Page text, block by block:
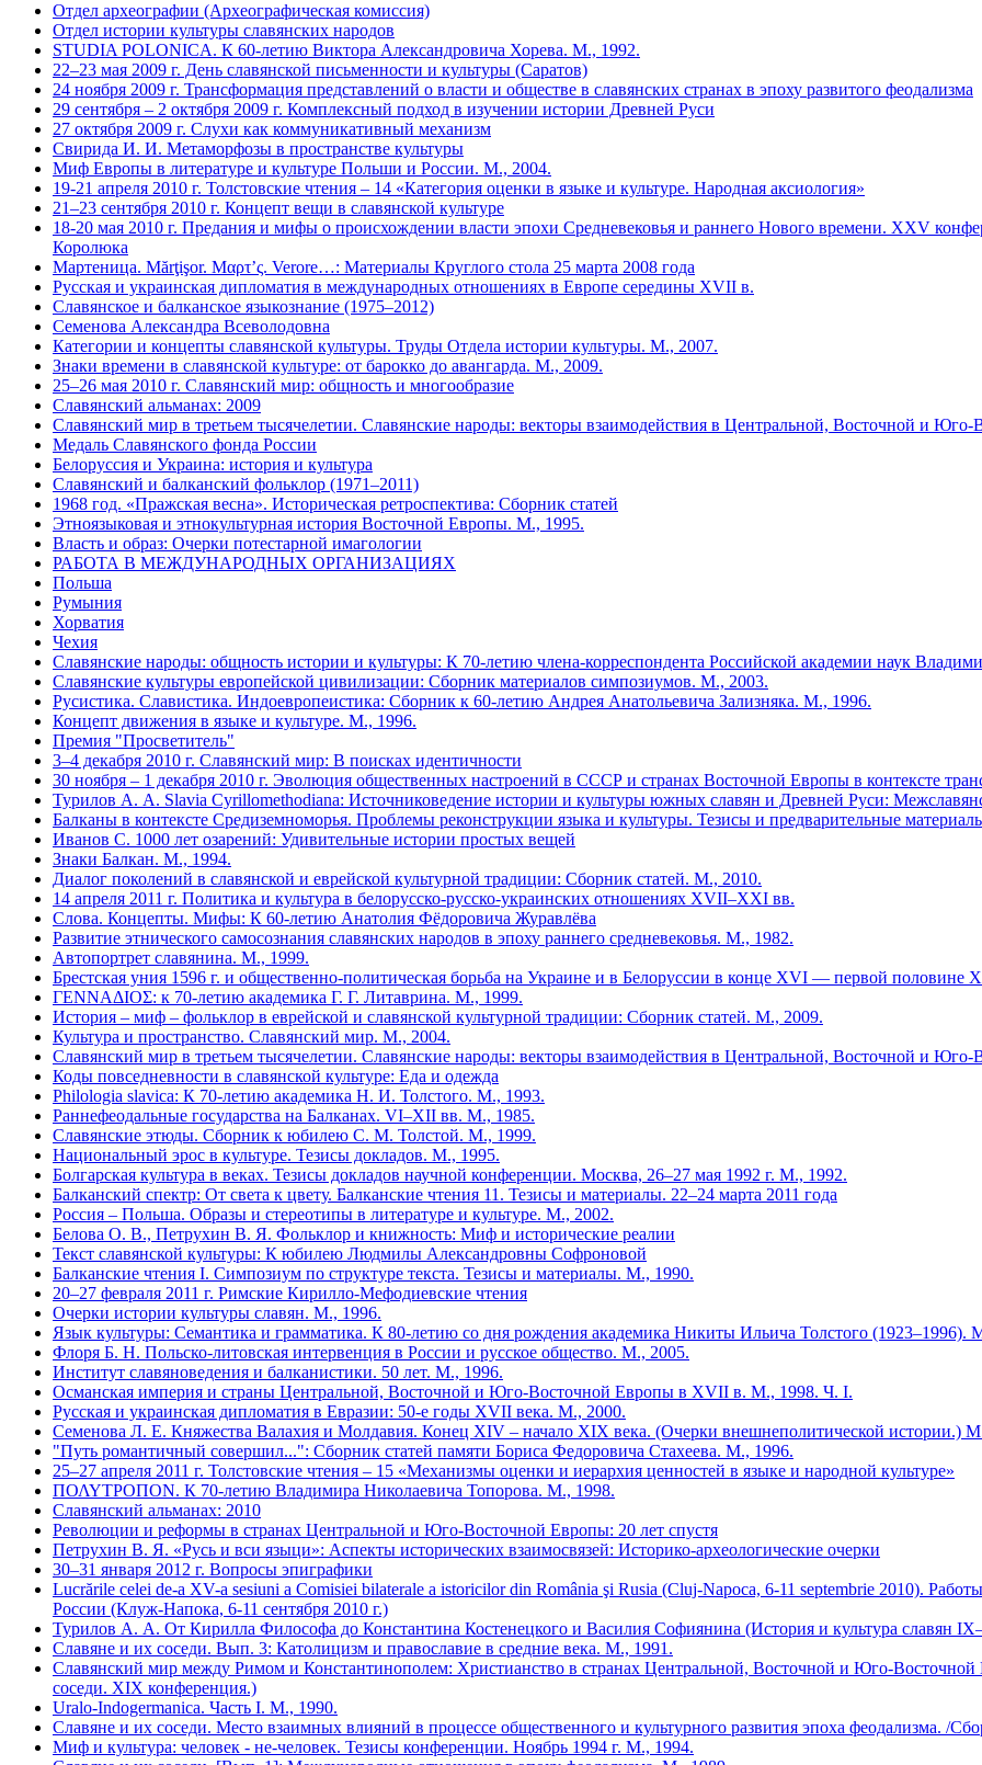
Отдел археографии (Археографическая комиссия)
Отдел истории культуры славянских народов
STUDIA POLONICA. К 60-летию Виктора Александровича Хорева. М., 1992.
22–23 мая 2009 г. День славянской письменности и культуры (Саратов)
24 ноября 2009 г. Трансформация представлений о власти и обществе в славянских странах в эпоху развитого феодализма
29 сентября – 2 октября 2009 г. Комплексный подход в изучении истории Древней Руси
27 октября 2009 г. Слухи как коммуникативный механизм
Свирида И. И. Метаморфозы в пространстве культуры
Миф Европы в литературе и культуре Польши и России. М., 2004.
19-21 апреля 2010 г. Толстовские чтения – 14 «Категория оценки в языке и культуре. Народная аксиология»
21–23 сентября 2010 г. Концепт вещи в славянской культуре
18-20 мая 2010 г. Предания и мифы о происхождении власти эпохи Средневековья и раннего Нового времени. ХХV
Королюка
Мартеница. Mărţişor. Μαρτ’ς. Verore…: Материалы Круглого стола 25 марта 2008 года
Русская и украинская дипломатия в международных отношениях в Европе середины XVII в.
Славянское и балканское языкознание (1975–2012)
Семенова Александра Всеволодовна
Категории и концепты славянской культуры. Труды Отдела истории культуры. М., 2007.
Знаки времени в славянской культуре: от барокко до авангарда. М., 2009.
25–26 мая 2010 г. Славянский мир: общность и многообразие
Славянский альманах: 2009
Славянский мир в третьем тысячелетии. Славянские народы: векторы взаимодействия в Центральной, Восточной и Юго-
Медаль Славянского фонда России
Белоруссия и Украина: история и культура
Славянский и балканский фольклор (1971–2011)
1968 год. «Пражская весна». Историческая ретроспектива: Сборник статей
Этноязыковая и этнокультурная история Восточной Европы. М., 1995.
Власть и образ: Очерки потестарной имагологии
РАБОТА В МЕЖДУНАРОДНЫХ ОРГАНИЗАЦИЯХ
Польша
Румыния
Хорватия
Чехия
Славянские народы: общность истории и культуры: К 70-летию члена-корреспондента Российской академии наук
Славянские культуры европейской цивилизации: Сборник материалов симпозиумов. М., 2003.
Русистика. Славистика. Индоевропеистика: Сборник к 60-летию Андрея Анатольевича Зализняка. М., 1996.
Концепт движения в языке и культуре. М., 1996.
Премия "Просветитель"
3–4 декабря 2010 г. Славянский мир: В поисках идентичности
30 ноября – 1 декабря 2010 г. Эволюция общественных настроений в СССР и странах Восточной Европы в контексте
Турилов А. А. Slavia Cyrillomethodiana: Источниковедение истории и культуры южных славян и Древней Руси:
Балканы в контексте Средиземноморья. Проблемы реконструкции языка и культуры. Тезисы и предварительные
Иванов С. 1000 лет озарений: Удивительные истории простых вещей
Знаки Балкан. М., 1994.
Диалог поколений в славянской и еврейской культурной традиции: Сборник статей. М., 2010.
14 апреля 2011 г. Политика и культура в белорусско-русско-украинских отношениях XVII–XXI вв.
Слова. Концепты. Мифы: К 60-летию Анатолия Фёдоровича Журавлёва
Развитие этнического самосознания славянских народов в эпоху раннего средневековья. М., 1982.
Автопортрет славянина. М., 1999.
Брестская уния 1596 г. и общественно-политическая борьба на Украине и в Белоруссии в конце XVI — первой
ΓΕΝΝΑΔΙΟΣ: к 70-летию академика Г. Г. Литаврина. М., 1999.
История – миф – фольклор в еврейской и славянской культурной традиции: Сборник статей. М., 2009.
Культура и пространство. Славянский мир. М., 2004.
Славянский мир в третьем тысячелетии. Славянские народы: векторы взаимодействия в Центральной, Восточной и
Коды повседневности в славянской культуре: Еда и одежда
Philologia slavica: К 70-летию академика Н. И. Толстого. М., 1993.
Раннефеодальные государства на Балканах. VI–XII вв. М., 1985.
Славянские этюды. Сборник к юбилею С. М. Толстой. М., 1999.
Национальный эрос в культуре. Тезисы докладов. М., 1995.
Болгарская культура в веках. Тезисы докладов научной конференции. Москва, 26–27 мая 1992 г. М., 1992.
Балканский спектр: От света к цвету. Балканские чтения 11. Тезисы и материалы. 22–24 марта 2011 года
Россия – Польша. Образы и стереотипы в литературе и культуре. М., 2002.
Белова О. В., Петрухин В. Я. Фольклор и книжность: Миф и исторические реалии
Текст славянской культуры: К юбилею Людмилы Александровны Софроновой
Балканские чтения I. Симпозиум по структуре текста. Тезисы и материалы. М., 1990.
20–27 февраля 2011 г. Римские Кирилло-Мефодиевские чтения
Очерки истории культуры славян. М., 1996.
Язык культуры: Семантика и грамматика. К 80-летию со дня рождения академика Никиты Ильича Толстого (1923–1996).
Флоря Б. Н. Польско-литовская интервенция в России и русское общество. М., 2005.
Институт славяноведения и балканистики. 50 лет. М., 1996.
Османская империя и страны Центральной, Восточной и Юго-Восточной Европы в XVII в. М., 1998. Ч. I.
Русская и украинская дипломатия в Евразии: 50-е годы XVII века. М., 2000.
Семенова Л. Е. Княжества Валахия и Молдавия. Конец XIV – начало XIX века. (Очерки внешнеполитической истории.)
"Путь романтичный совершил...": Сборник статей памяти Бориса Федоровича Стахеева. М., 1996.
25–27 апреля 2011 г. Толстовские чтения – 15 «Механизмы оценки и иерархия ценностей в языке и народной культуре»
ΠΟΛΥΤΡΟΠΟΝ. К 70-летию Владимира Николаевича Топорова. М., 1998.
Славянский альманах: 2010
Революции и реформы в странах Центральной и Юго-Восточной Европы: 20 лет спустя
Петрухин В. Я. «Русь и вси языци»: Аспекты исторических взаимосвязей: Историко-археологические очерки
30–31 января 2012 г. Вопросы эпиграфики
Lucrările celei de-a XV-a sesiuni a Comisiei bilaterale a istoricilor din România şi Rusia (Cluj-Napoca, 6-11 septembrie 2010).
России (Клуж-Напока, 6-11 сентября 2010 г.)
Турилов А. А. От Кирилла Философа до Константина Костенецкого и Василия Софиянина (История и культура славян
Славяне и их соседи. Вып. 3: Католицизм и православие в средние века. М., 1991.
Славянский мир между Римом и Константинополем: Христианство в странах Центральной, Восточной и Юго-Восточной
соседи. XIX конференция.)
Uralo-Indogermanica. Часть I. М., 1990.
Славяне и их соседи. Место взаимных влияний в процессе общественного и культурного развития эпоха феодализма. /
Миф и культура: человек - не-человек. Тезисы конференции. Ноябрь 1994 г. М., 1994.